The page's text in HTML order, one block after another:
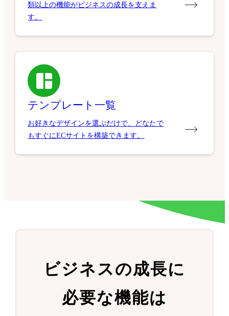
類以上の機能がビジネスの成長を支えま
す。
テンプレート一覧
お好きなデザインを選ぶだけで、どなたで
もすぐにECサイトを構築できます。
ビジネスの成長に
必要な機能は